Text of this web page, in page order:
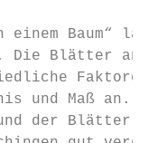
Baum“
Blätter an
Faktoren
und Maß an.
der Blätter